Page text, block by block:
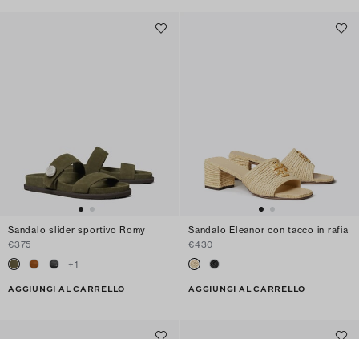
Sandalo slider sportivo Romy
€375
+1
AGGIUNGI AL CARRELLO
Sandalo Eleanor con tacco in rafia
€430
AGGIUNGI AL CARRELLO